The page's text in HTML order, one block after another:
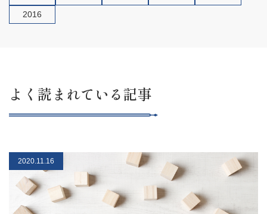
2016
よく読まれている記事
2020.11.16